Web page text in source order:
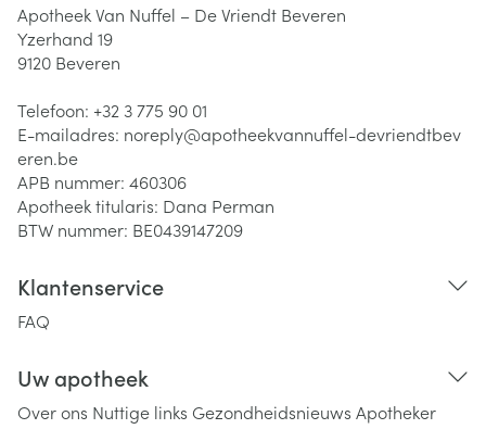
Apotheek Van Nuffel – De Vriendt Beveren
Yzerhand 19
9120 Beveren
Telefoon: +32 3 775 90 01
E-mailadres: noreply@apotheekvannuffel-devriendtbev
eren.be
APB nummer: 460306
Apotheek titularis: Dana Perman
BTW nummer: BE0439147209
Klantenservice
FAQ
Uw apotheek
Over ons Nuttige links Gezondheidsnieuws Apotheker